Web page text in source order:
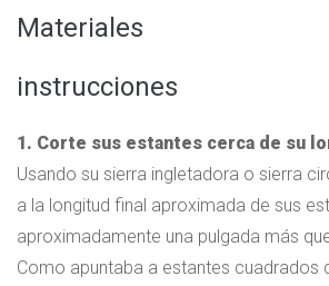
Materiales
instrucciones
1. Corte sus estantes cerca de su
Usando su sierra ingletadora o sierra
a la longitud final aproximada de sus
aproximadamente una pulgada más
Como apuntaba a estantes cuadrados